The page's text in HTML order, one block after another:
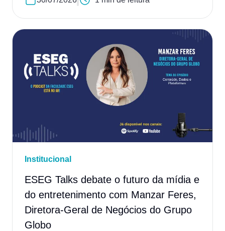
Institucional
ESEG Talks debate o futuro da mídia e
do entretenimento com Manzar Feres,
Diretora-Geral de Negócios do Grupo
Globo